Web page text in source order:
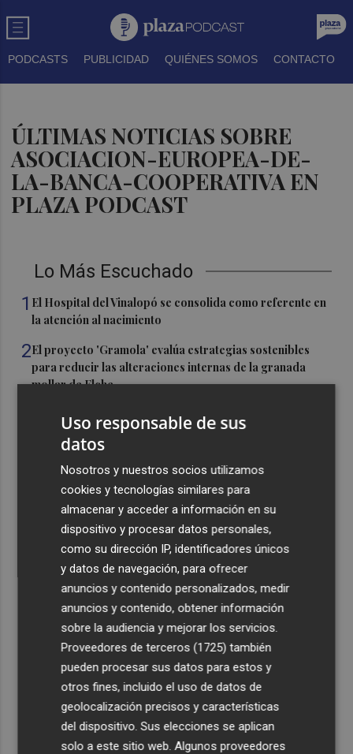
PODCASTS PUBLICIDAD QUIÉNES SOMOS CONTACTO
ÚLTIMAS NOTICIAS SOBRE
ASOCIACION-EUROPEA-DE-
LA-BANCA-COOPERATIVA EN
PLAZA PODCAST
Lo Más Escuchado
1 El Hospital del Vinalopó se consolida como referente en
la atención al nacimiento
2El proyecto 'Gramola' evalúa estrategias sostenibles
para reducir las alteraciones internas de la granada
mollar de Elche
María Escarmiento se suma a El Kanka en el cartel del
festival Epicentro de Mula
UPCT Makers culmina con éxito un catamarán para
monitorizar el Mar Menor y ya prepara un dron
submarino autónomo
Una batea clochinera se hunde y otra sufre daños en un
incidente con un buque en el puerto de Valencia
Recibe toda la actualidad de
Plaza Podcast en tu correo
Quiero suscribirme
Uso responsable de sus
datos
Nosotros y nuestros socios utilizamos
cookies y tecnologías similares para
almacenar y acceder a información en su
dispositivo y procesar datos personales,
como su dirección IP, identificadores únicos
y datos de navegación, para ofrecer
anuncios y contenido personalizados, medir
anuncios y contenido, obtener información
sobre la audiencia y mejorar los servicios.
Proveedores de terceros (1725) también
pueden procesar sus datos para estos y
otros fines, incluido el uso de datos de
geolocalización precisos y características
del dispositivo. Sus elecciones se aplican
solo a este sitio web. Algunos proveedores